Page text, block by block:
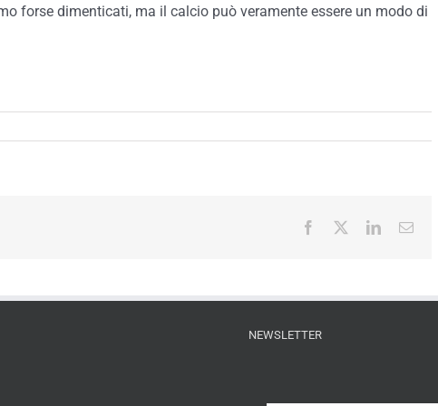
forse dimenticati, ma il calcio può veramente essere un modo di
Facebook LinkedIn
NEWSLETTER